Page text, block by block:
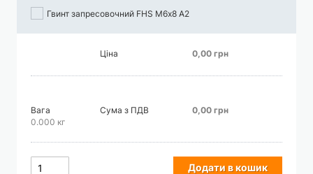
Гвинт запресовочний FHS М6х8 А2
Ціна 0,00 грн
Вага
0.000 кг
Сума з ПДВ 0,00 грн
Додати в кошик